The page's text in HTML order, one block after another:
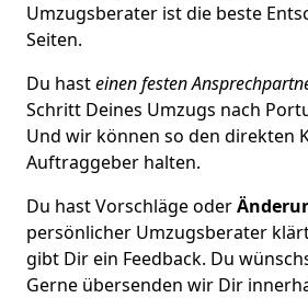
Umzugsberater ist die beste
Seiten.
Du hasteinen festen
Schritt Deines Umzugs nach
Und wir können so den direkten
Auftraggeber halten.
Du hast Vorschläge oder
persönlicher Umzugsberater
gibt Dir ein Feedback. Du
Gerne übersenden wir Dir